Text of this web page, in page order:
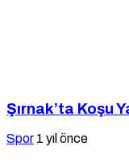
Şırnak’ta Koşu
Spor 1 yıl önce